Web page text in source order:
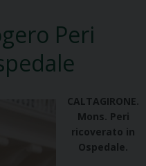
Peri
CALTAGIRONE.
Mons. Peri
ricoverato in
Ospedale.